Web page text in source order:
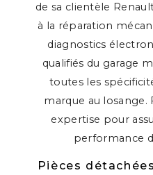
de sa clientèle
à la réparation
diagnostics
qualifiés du garage
toutes les
marque au losange.
expertise pour
performance
Pièces